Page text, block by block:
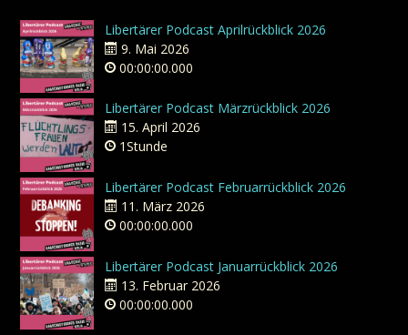
Libertärer Podcast Aprilrückblick 2026
9. Mai 2026
00:00:00.000
Libertärer Podcast Märzrückblick 2026
15. April 2026
1Stunde
Libertärer Podcast Februarrückblick 2026
11. März 2026
00:00:00.000
Libertärer Podcast Januarrückblick 2026
13. Februar 2026
00:00:00.000